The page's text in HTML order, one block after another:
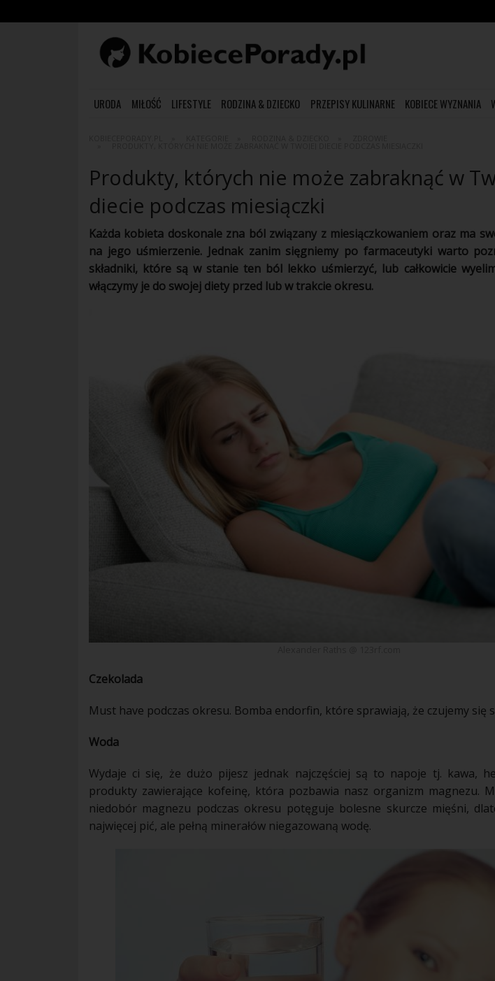
URODA MIŁOŚĆ LIFESTYLE RODZINA & DZIECKO PRZEPISY KULINARNE KOBIECE WYZNANIA
Produkty, których nie może zabraknąć w
diecie podczas miesiączki
Każda kobieta doskonale zna ból związany z miesiączkowaniem oraz ma
na jego uśmierzenie. Jednak zanim sięgniemy po farmaceutyki warto
składniki, które są w stanie ten ból lekko uśmierzyć, lub całkowicie
włączymy je do swojej diety przed lub w trakcie okresu.
Czekolada
Must have podczas okresu. Bomba endorfin, które sprawiają, że czujemy się
Woda
Wydaje ci się, że dużo pijesz jednak najczęściej są to napoje tj. kawa,
produkty zawierające kofeinę, która pozbawia nasz organizm magnezu.
niedobór magnezu podczas okresu potęguje bolesne skurcze mięśni,
najwięcej pić, ale pełną minerałów niegazowaną wodę.